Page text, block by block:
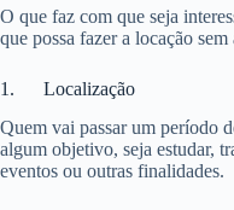
O que faz com que seja
que possa fazer a locação
1. Localização
Quem vai passar um período
algum objetivo, seja estudar,
eventos ou outras finalidades.